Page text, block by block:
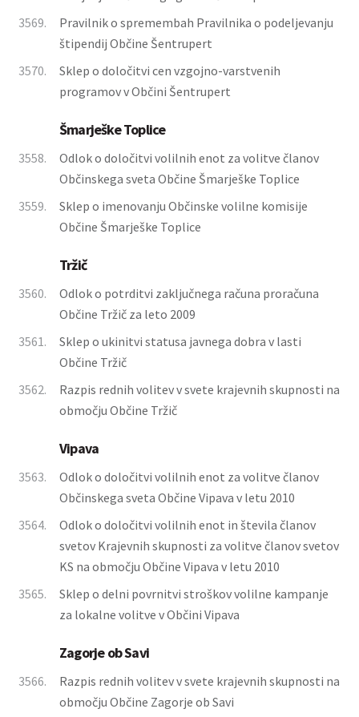
3569.
Pravilnik o spremembah Pravilnika o podeljevanju
štipendij Občine Šentrupert
3570.
Sklep o določitvi cen vzgojno-varstvenih
programov v Občini Šentrupert
Šmarješke Toplice
3558.
Odlok o določitvi volilnih enot za volitve članov
Občinskega sveta Občine Šmarješke Toplice
3559.
Sklep o imenovanju Občinske volilne komisije
Občine Šmarješke Toplice
Tržič
3560.
Odlok o potrditvi zaključnega računa proračuna
Občine Tržič za leto 2009
3561.
Sklep o ukinitvi statusa javnega dobra v lasti
Občine Tržič
3562.
Razpis rednih volitev v svete krajevnih skupnosti na
območju Občine Tržič
Vipava
3563.
Odlok o določitvi volilnih enot za volitve članov
Občinskega sveta Občine Vipava v letu 2010
3564.
Odlok o določitvi volilnih enot in števila članov
svetov Krajevnih skupnosti za volitve članov svetov
KS na območju Občine Vipava v letu 2010
3565.
Sklep o delni povrnitvi stroškov volilne kampanje
za lokalne volitve v Občini Vipava
Zagorje ob Savi
3566.
Razpis rednih volitev v svete krajevnih skupnosti na
območju Občine Zagorje ob Savi